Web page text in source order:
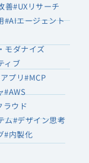
善#UXリサーチ
#AIエージェント
モダナイズ
ィブ
プリ#MCP
#AWS
ラウド
ム#デザイン思考
#内製化